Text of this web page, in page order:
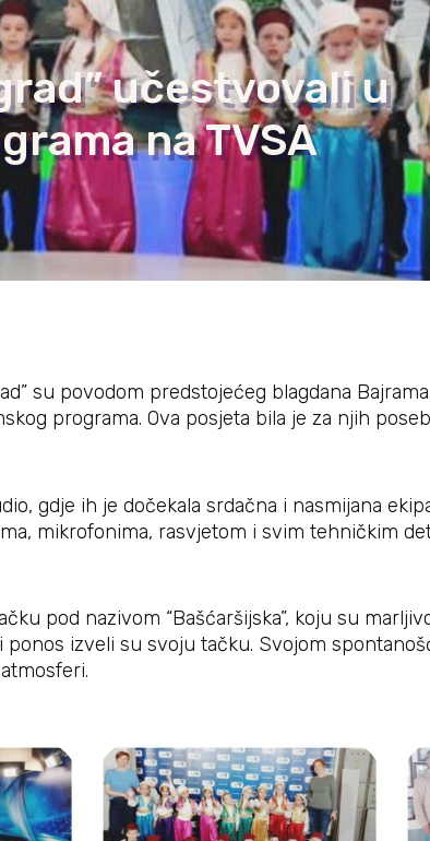
učestvovali u
na TVSA
su povodom predstojećeg blagdana
programa. Ova posjeta bila je za njih
gdje ih je dočekala srdačna i nasmijana
mikrofonima, rasvjetom i svim tehničkim
pod nazivom “Bašćaršijska”, koju su
izveli su svoju tačku. Svojom